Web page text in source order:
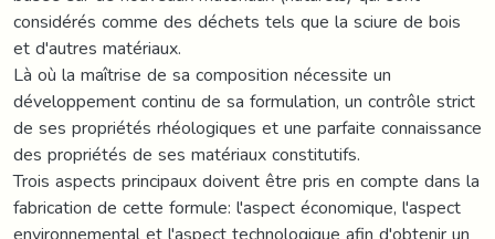
considérés comme des déchets tels que la sciure de bois
et d'autres matériaux.
Là où la maîtrise de sa composition nécessite un
développement continu de sa formulation, un contrôle strict
de ses propriétés rhéologiques et une parfaite connaissance
des propriétés de ses matériaux constitutifs.
Trois aspects principaux doivent être pris en compte dans la
fabrication de cette formule: l'aspect économique, l'aspect